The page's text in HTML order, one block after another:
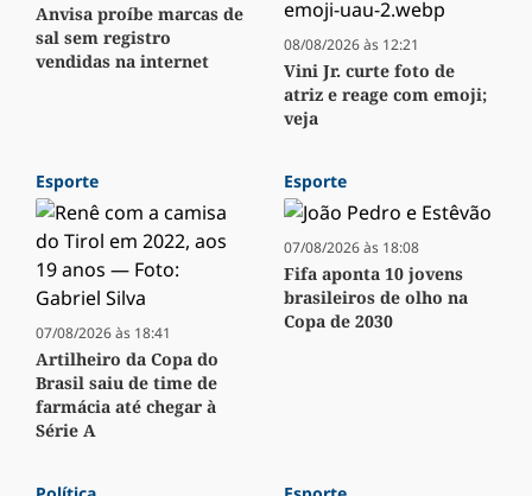
Anvisa proíbe marcas de
sal sem registro
vendidas na internet
08/08/2026 às 12:21
Vini Jr. curte foto de
atriz e reage com emoji;
veja
Esporte
07/08/2026 às 18:41
Artilheiro da Copa do
Brasil saiu de time de
farmácia até chegar à
Série A
Esporte
07/08/2026 às 18:08
Fifa aponta 10 jovens
brasileiros de olho na
Copa de 2030